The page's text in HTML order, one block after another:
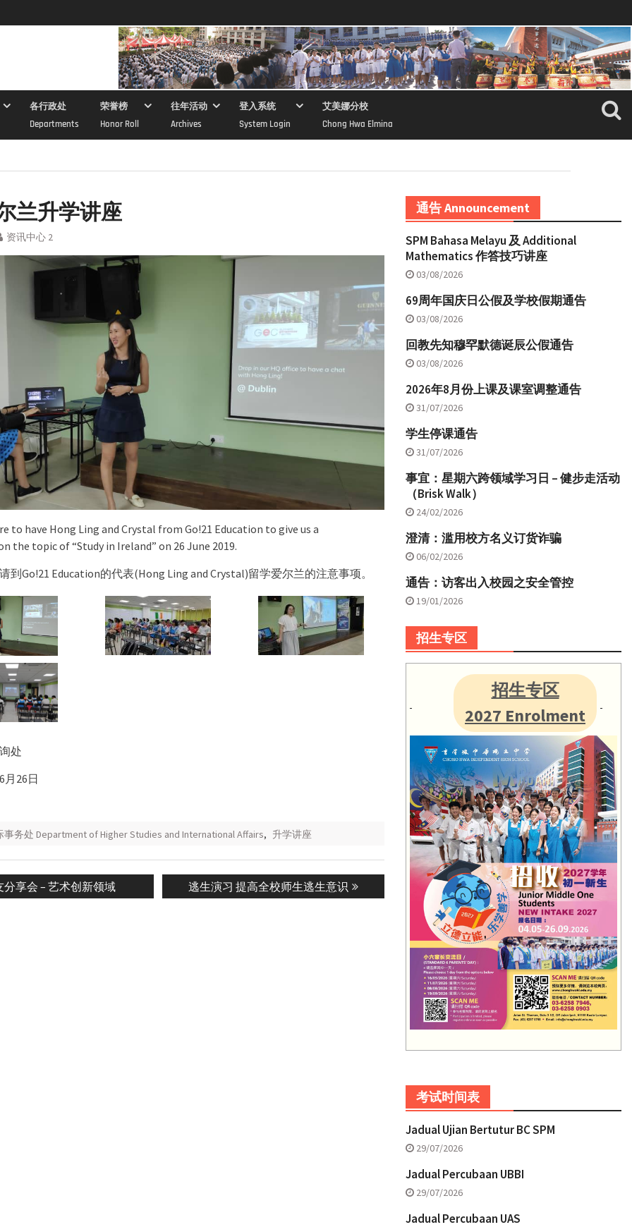
各行政处
Departments
荣誉榜
Honor Roll
往年活动
Archives
登入系统
System Login
艾美娜分校
Chong Hwa Elmina
兰升学讲座
资讯中心 2
to have Hong Ling and Crystal from Go!21 Education to give us a
the topic of “Study in Ireland” on 26 June 2019.
到Go!21 Education的代表(Hong Ling and Crystal)留学爱尔兰的注意事项。
处
月26日
务处 Department of Higher Studies and International Affairs, 升学讲座
分享会 – 艺术创新领域
Next
post:
逃生演习 提高全校师生逃生意识
通告 Announcement
SPM Bahasa Melayu 及 Additional
Mathematics 作答技巧讲座
03/08/2026
69周年国庆日公假及学校假期通告
03/08/2026
回教先知穆罕默德诞辰公假通告
03/08/2026
2026年8月份上课及课室调整通告
31/07/2026
学生停课通告
31/07/2026
事宜：星期六跨领域学习日 – 健步走活动
（Brisk Walk）
24/02/2026
澄清：滥用校方名义订货诈骗
06/02/2026
通告：访客出入校园之安全管控
19/01/2026
招生专区
招生专区
2027 Enrolment
考试时间表
Jadual Ujian Bertutur BC SPM
29/07/2026
Jadual Percubaan UBBI
29/07/2026
Jadual Percubaan UAS